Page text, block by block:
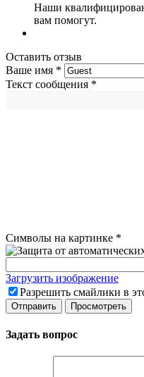
Наши
вам помогут.
Оставить отзыв
Ваше имя *
Текст сообщения *
Символы на картинке *
Загрузить изображение
Разрешить смайлики в
Задать вопрос